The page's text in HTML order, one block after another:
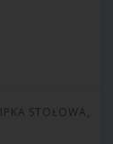
STOŁOWA,